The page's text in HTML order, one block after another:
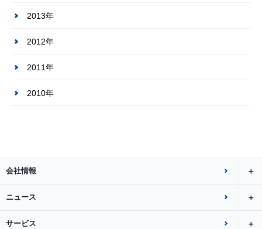
2013年
2012年
2011年
2010年
会社情報
ニュース
サービス